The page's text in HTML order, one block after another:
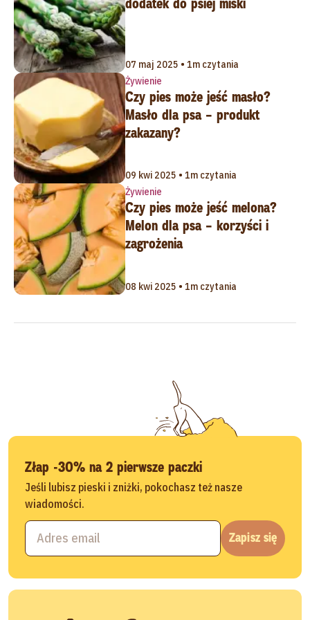
07 maj 2025 • 1m czytania
Żywienie
Czy pies może jeść masło?
Masło dla psa – produkt
zakazany?
09 kwi 2025 • 1m czytania
Żywienie
Czy pies może jeść melona?
Melon dla psa – korzyści i
zagrożenia
08 kwi 2025 • 1m czytania
Złap -30% na 2 pierwsze paczki
Jeśli lubisz pieski i zniżki, pokochasz też nasze
wiadomości.
Zapisz się